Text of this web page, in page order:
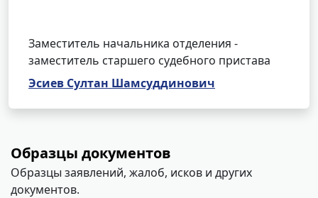
Заместитель начальника отделения -
заместитель старшего судебного пристава
Эсиев Султан Шамсуддинович
Образцы документов
Образцы заявлений, жалоб, исков и других
документов.